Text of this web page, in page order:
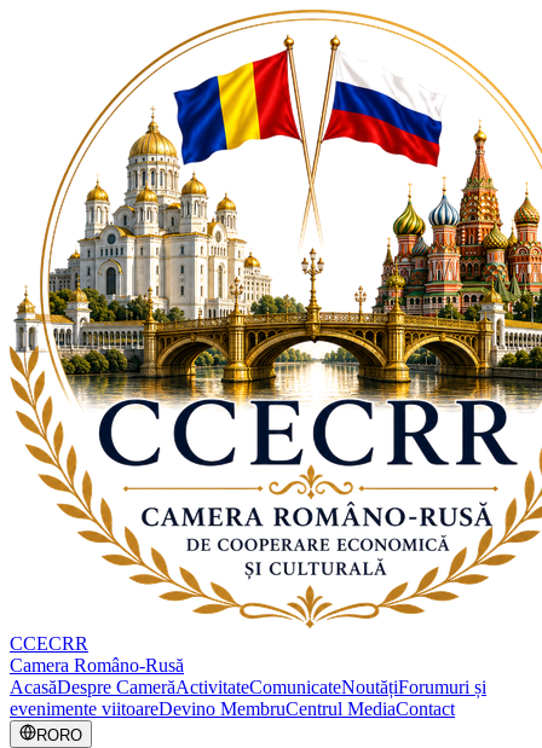
CCECRR
Camera Româno-Rusă
AcasăDespre CamerăActivitateComunicateNoutățiForumuri și
evenimente viitoareDevino MembruCentrul MediaContact
RORO